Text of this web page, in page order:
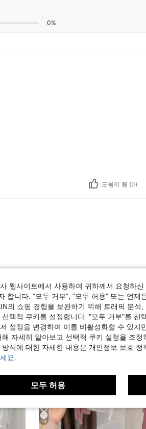
0%
도움이 됨 (0)
14
웹사이트에서 사용하여 귀하께서 요청하
합니다. "모두 거부", "모두 허용" 또는 언제
의 쇼핑 경험을 보완하기 위해 트래픽 분석
택적 쿠키를 설정합니다. "모두 거부"를 선
설정을 변경하여 이를 비활성화할 수 있지
자세히 알아보고 선택적 쿠키 설정을 조
식에 대한 자세한 내용은 개인정보 보호 정
요.
모두 허용